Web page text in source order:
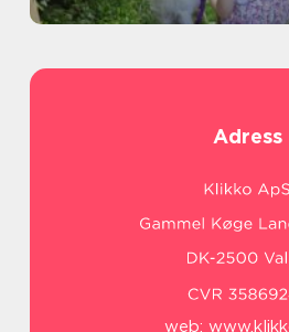
Adress
web: